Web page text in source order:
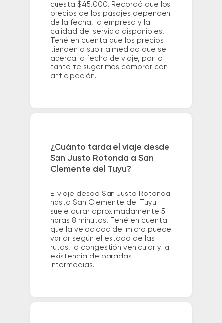
cuesta $45.000. Recordá que los
precios de los pasajes dependen
de la fecha, la empresa y la
calidad del servicio disponibles.
Tené en cuenta que los precios
tienden a subir a medida que se
acerca la fecha de viaje, por lo
tanto te sugerimos comprar con
anticipación.
¿Cuánto tarda el viaje desde
San Justo Rotonda a San
Clemente del Tuyu?
El viaje desde San Justo Rotonda
hasta San Clemente del Tuyu
suele durar aproximadamente 5
horas 8 minutos. Tené en cuenta
que la velocidad del micro puede
variar según el estado de las
rutas, la congestión vehicular y la
existencia de paradas
intermedias.